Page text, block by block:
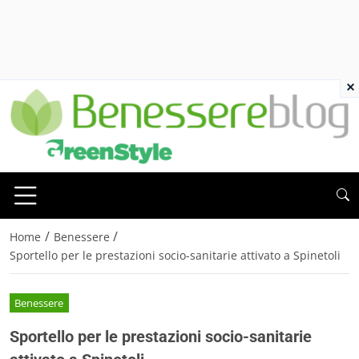
Home / Benessere /
Sportello per le prestazioni socio-sanitarie attivato a Spinetoli
Benessere
Sportello per le prestazioni socio-sanitarie
×